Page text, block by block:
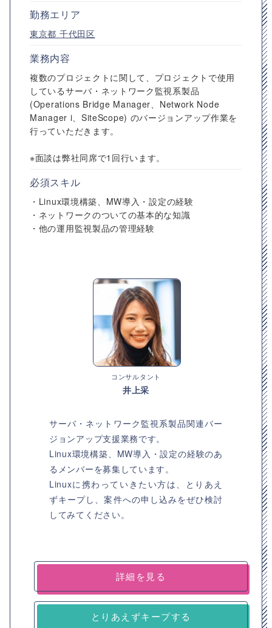
勤務エリア
東京都 千代田区
業務内容
複数のプロジェクトに関して、プロジェクトで使用
しているサーバ・ネットワーク監視系製品
(Operations Bridge Manager、Network Node
Manager i、SiteScope) のバージョンアップ作業を
行っていただきます。
※面談は弊社同席で1回行います。
必須スキル
・Linux環境構築、MW導入・設定の経験
・ネットワークのついての基本的な知識
・他の運用監視製品の管理経験
コンサルタント
井上采
サーバ・ネットワーク監視系製品関連バー
ジョンアップ支援業務です。
Linux環境構築、MW導入・設定の経験のあ
るメンバーを募集しています。
Linuxに携わっていきたい方は、とりあえ
ずキープし、案件への申し込みをぜひ検討
してみてください。
詳細を見る
とりあえずキープする